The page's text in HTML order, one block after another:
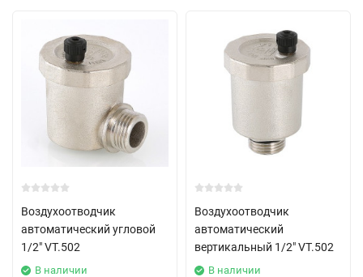
Воздухоотводчик
автоматический угловой
1/2" VT.502
В наличии
Воздухоотводчик
автоматический
вертикальный 1/2" VT.502
В наличии